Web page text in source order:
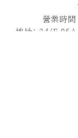
營業時
地址: 24/F,05A